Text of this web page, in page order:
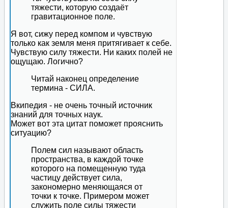
тяжести, которую создаёт
гравитационное поле.
Я вот, сижу перед компом и чувствую
только как земля меня притягивает к себе.
Чувствую силу тяжести. Ни каких полей не
ощущаю. Логично?
Читай наконец определение
термина - СИЛА.
Вкипедия - не очень точный источник
знаний для точных наук.
Может вот эта цитат поможет прояснить
ситуацию?
Полем сил называют область
пространства, в каждой точке
которого на помещенную туда
частицу действует сила,
закономерно меняющаяся от
точки к точке. Примером может
служить поле силы тяжести